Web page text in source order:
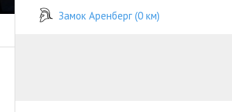
Замок Аренберг (0 км)